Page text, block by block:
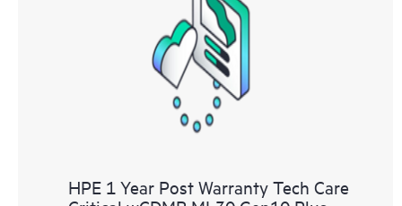
les différents produits installés dans leur environnement et en
comprenant comment ces produits interagissent ensemble. Les
nouveaux outils en libre-service permettent aux Clients
d’effectuer certaines activités sans avoir à ouvrir un incident de
support, tout en fournissant un portail de ressources de
connaissances dûment sélectionnées. Le service HPE Tech Care
périphérie au cloud.
HPE 1 Year Post Warranty Tech Care